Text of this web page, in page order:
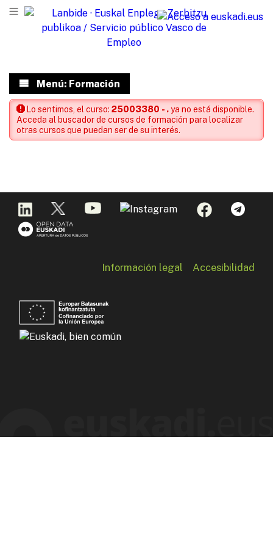
Menú: Formación
Lo sentimos, el curso:25003380 - .ya no está disponible.
Acceda al buscador de cursos de formación para localizar
otras cursos que puedan ser de su interés.
Información legal Accesibilidad